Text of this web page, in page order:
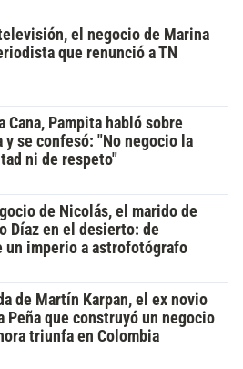
el negocio de Marina
que renunció a TN
Cana, Pampita habló sobre
y se confesó: "No negocio la
ni de respeto"
de Nicolás, el marido de
Díaz en el desierto: de
un imperio a astrofotógrafo
de Martín Karpan, el ex novio
Peña que construyó un negocio
triunfa en Colombia